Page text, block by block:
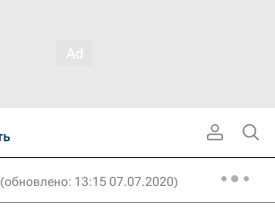
(обновлено: 13:15 07.07.2020)